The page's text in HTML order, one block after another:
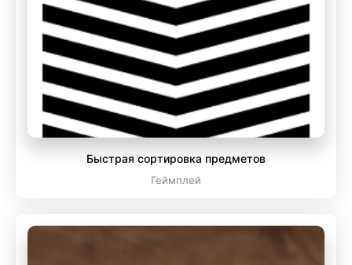
Быстрая сортировка предметов
Геймплей